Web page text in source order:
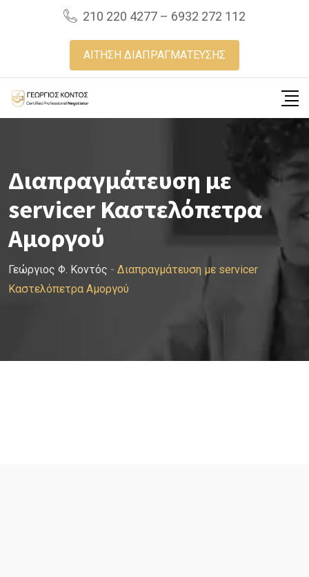
210 220 4277 – 6932 272 112
ΑΙΤΗΣΗ ΔΙΑΠΡΑΓΜΑΤΕΥΣΗΣ
Διαπραγμάτευση με
servicer Καστελόπετρα
Αμοργού
Γεώργιος Φ. Κοντός - Διαπραγμάτευση με servicer
Καστελόπετρα Αμοργού